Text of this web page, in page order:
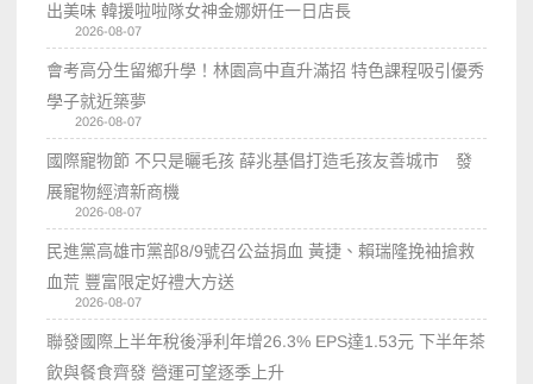
出美味 韓援啦啦隊女神金娜妍任一日店長
2026-08-07
會考高分生留鄉升學！林園高中直升滿招 特色課程吸引優秀
學子就近築夢
2026-08-07
國際寵物節 不只是曬毛孩 薛兆基倡打造毛孩友善城市 發
展寵物經濟新商機
2026-08-07
民進黨高雄市黨部8/9號召公益捐血 黃捷、賴瑞隆挽袖搶救
血荒 豐富限定好禮大方送
2026-08-07
聯發國際上半年稅後淨利年增26.3% EPS達1.53元 下半年茶
飲與餐食齊發 營運可望逐季上升